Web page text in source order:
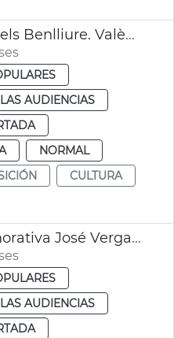
Exposición El jardí dels Benlliure. València
AUDIENCIAS
NORMAL
CULTURA
Exposición conmemorativa José Vergara Gimeno a València
AUDIENCIAS